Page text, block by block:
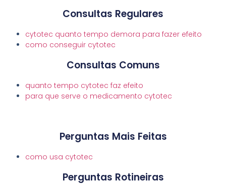
Consultas Regulares
cytotec quanto tempo demora para fazer efeito
como conseguir cytotec
Consultas Comuns
quanto tempo cytotec faz efeito
para que serve o medicamento cytotec
Perguntas Mais Feitas
como usa cytotec
Perguntas Rotineiras